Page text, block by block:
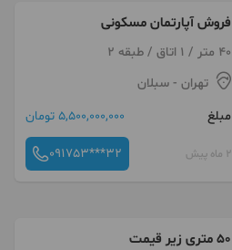
فروش آپارتمان مسکونی
40 متر / 1 اتاق / طبقه 2
تهران - سبلان
مبلغ
5,500,000,000 تومان
2 ماه پیش 091753***32
۵۰ متری زیر قیمت